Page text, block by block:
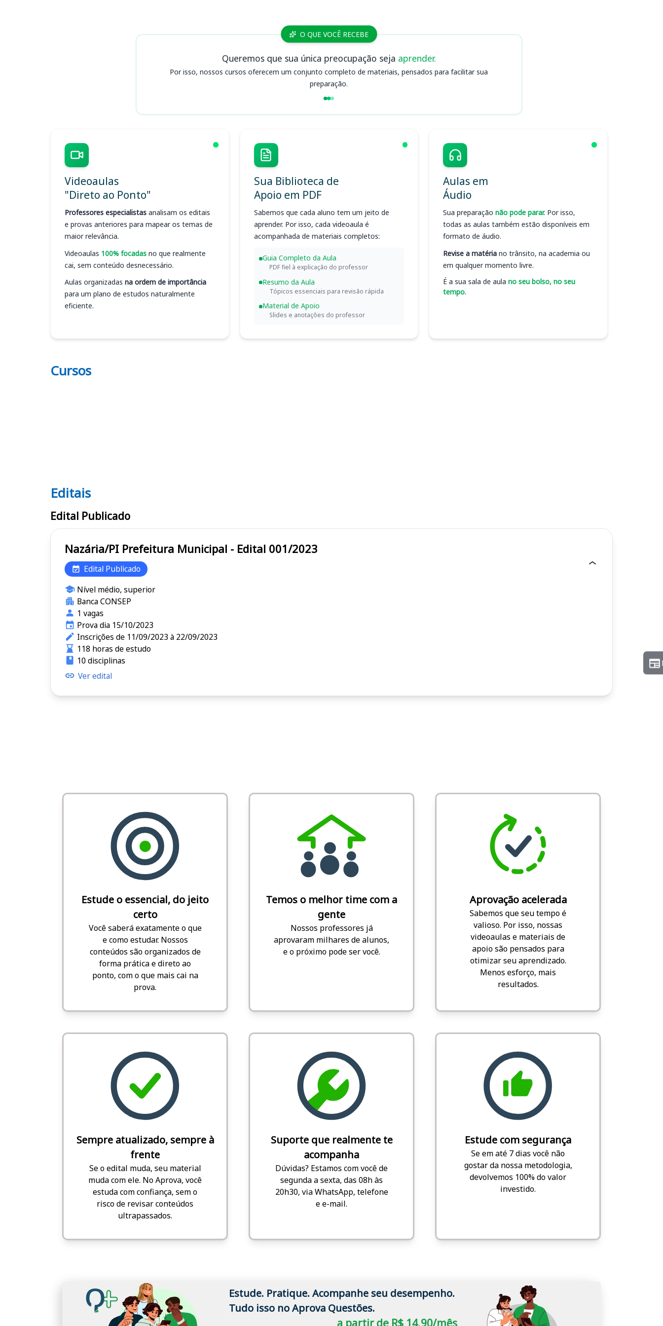
O QUE VOCÊ RECEBE
Queremos que sua única preocupação seja aprender.
Por isso, nossos cursos oferecem um conjunto completo de materiais, pensados para facilitar sua
preparação.
Videoaulas
"Direto ao Ponto"
Professores especialistas analisam os editais
e provas anteriores para mapear os temas de
maior relevância.
Videoaulas 100% focadas no que realmente
cai, sem conteúdo desnecessário.
Aulas organizadas na ordem de importância
para um plano de estudos naturalmente
eficiente.
Sua Biblioteca de
Apoio em PDF
Sabemos que cada aluno tem um jeito de
aprender. Por isso, cada videoaula é
acompanhada de materiais completos:
Guia Completo da Aula
PDF fiel à explicação do professor
Resumo da Aula
Tópicos essenciais para revisão rápida
Material de Apoio
Slides e anotações do professor
Aulas em
Áudio
Sua preparação não pode parar. Por isso,
todas as aulas também estão disponíveis em
formato de áudio.
Revise a matéria no trânsito, na academia ou
em qualquer momento livre.
É a sua sala de aula no seu bolso, no seu
tempo.
Cursos
Editais
Editais
Edital Publicado
Nazária/PI Prefeitura Municipal - Edital 001/2023
Edital Publicado
Nível médio, superior
Banca CONSEP
1 vagas
Prova dia 15/10/2023
Inscrições de 11/09/2023 à 22/09/2023
118 horas de estudo
10 disciplinas
Ver edital
Estude o essencial, do jeito
certo
Você saberá exatamente o que
e como estudar. Nossos
conteúdos são organizados de
forma prática e direto ao
ponto, com o que mais cai na
prova.
Temos o melhor time com a
gente
Nossos professores já
aprovaram milhares de alunos,
e o próximo pode ser você.
Aprovação acelerada
Sabemos que seu tempo é
valioso. Por isso, nossas
videoaulas e materiais de
apoio são pensados para
otimizar seu aprendizado.
Menos esforço, mais
resultados.
Sempre atualizado, sempre à
frente
Se o edital muda, seu material
muda com ele. No Aprova, você
estuda com confiança, sem o
risco de revisar conteúdos
ultrapassados.
Suporte que realmente te
acompanha
Dúvidas? Estamos com você de
segunda a sexta, das 08h às
20h30, via WhatsApp, telefone
e e-mail.
Estude com segurança
Se em até 7 dias você não
gostar da nossa metodologia,
devolvemos 100% do valor
investido.
Estude. Pratique. Acompanhe seu desempenho.
Tudo isso no Aprova Questões.
a partir de R$ 14,90/mês